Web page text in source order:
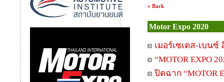
« Back
Motor Expo 2020
เมอร์เซเดส-เบน
“MOTOR EXPO
ปิดฉาก “MOTOR